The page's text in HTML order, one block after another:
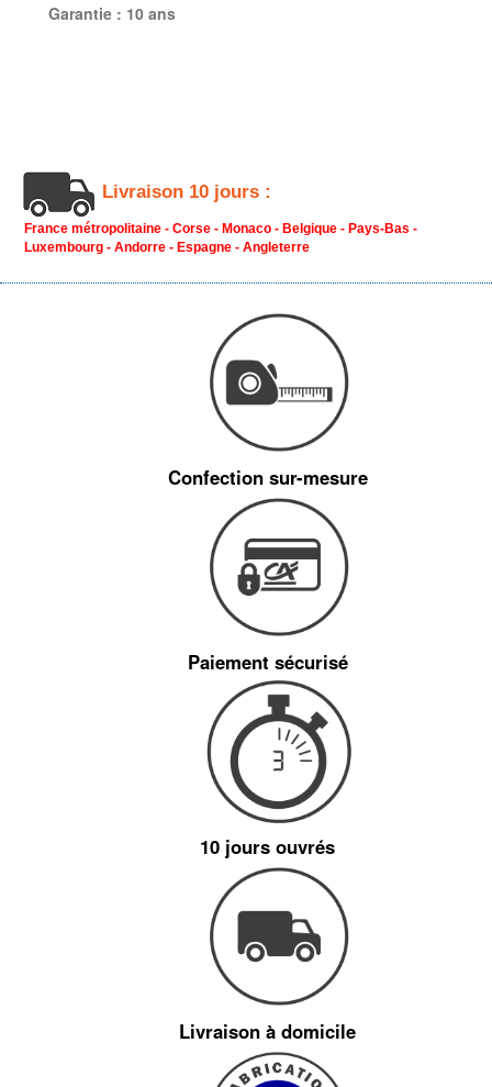
Garantie : 10 ans
Livraison 10 jours :
France métropolitaine - Corse - Monaco - Belgique - Pays-Bas -
Luxembourg - Andorre - Espagne - Angleterre
Confection sur-mesure
Paiement sécurisé
10 jours ouvrés
Livraison à domicile